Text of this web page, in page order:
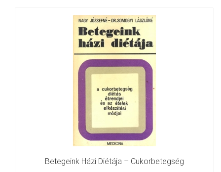
Betegeink Házi Diétája – Cukorbetegség